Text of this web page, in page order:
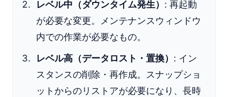
レベル中（ダウンタイム発生） : 再起動
が必要な変更。メンテナンスウィンドウ
内での作業が必要なもの。
レベル高（データロスト・置換） : イン
スタンスの削除・再作成。スナップショ
ットからのリストアが必要になり、長時